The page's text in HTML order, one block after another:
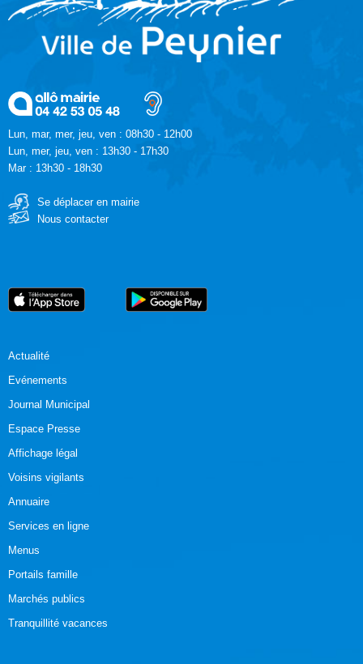
Lun, mar, mer, jeu, ven : 08h30 - 12h00
Lun, mer, jeu, ven : 13h30 - 17h30
Mar : 13h30 - 18h30
Se déplacer en mairie
Nous contacter
Actualité
Evénements
Journal Municipal
Espace Presse
Affichage légal
Voisins vigilants
Annuaire
Services en ligne
Menus
Portails famille
Marchés publics
Tranquillité vacances